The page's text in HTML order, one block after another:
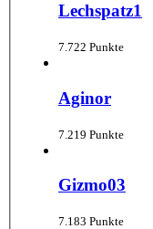
Lechspatz1
7.722 Punkte
Aginor
7.219 Punkte
Gizmo03
7.183 Punkte